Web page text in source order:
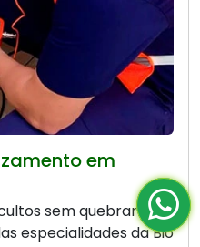
em
sem quebrar
especialidades da Bio